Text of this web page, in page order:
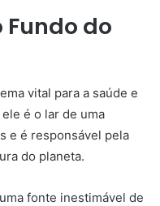
do
vital para a saúde e
é o lar de uma
e é responsável pela
do planeta.
fonte inestimável de